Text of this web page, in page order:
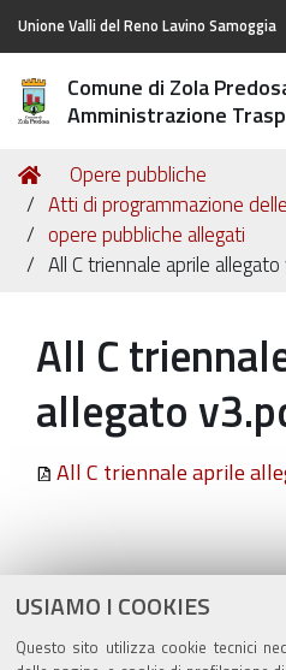
USIAMO I COOKIES
Questo sito utilizza cookie tecnici
Unione Valli del Reno Lavino Samoggia
Comune di Zola
Amministrazione
Tu
sei
qui:
Home
Opere pubbliche
Atti di programmazione
opere pubbliche allegati
All C triennale aprile
All C
allegato
All C triennale aprile
sul
documento
ultima modifica